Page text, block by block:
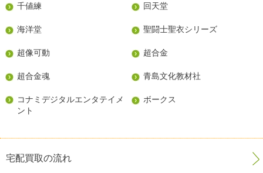
千値練 回天堂
海洋堂 聖闘士聖衣シリーズ
超像可動 超合金
超合金魂 青島文化教材社
コナミデジタルエンタテイメ
ント
ボークス
宅配買取の流れ